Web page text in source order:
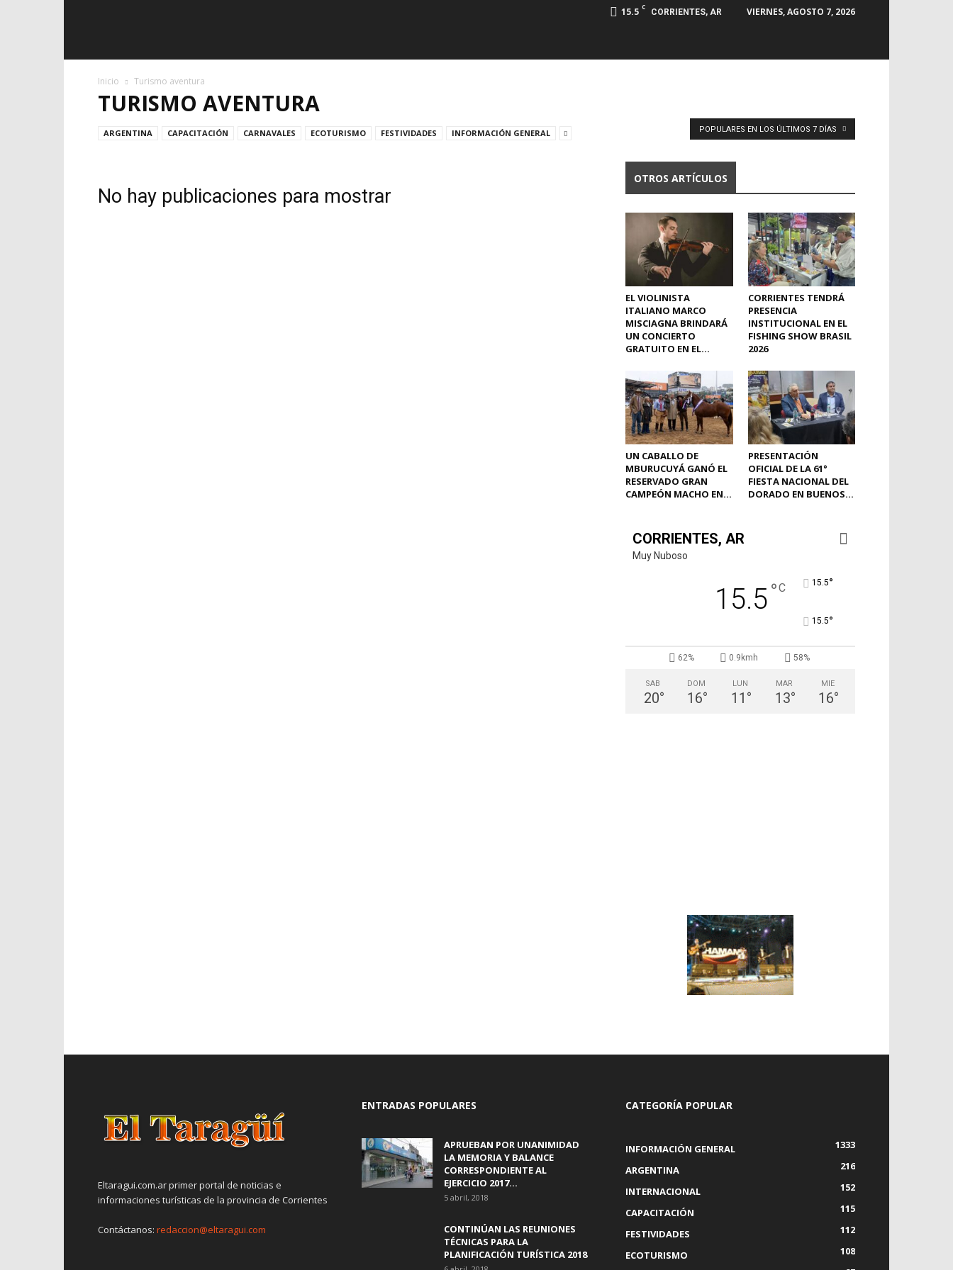
15.5 C
CORRIENTES, AR VIERNES, AGOSTO 7, 2026
Inicio Turismo aventura
TURISMO AVENTURA
ARGENTINA CAPACITACIÓN CARNAVALES ECOTURISMO FESTIVIDADES INFORMACIÓN GENERAL POPULARES EN LOS ÚLTIMOS 7 DÍAS
No hay publicaciones para mostrar
OTROS ARTÍCULOS
EL VIOLINISTA
ITALIANO MARCO
MISCIAGNA BRINDARÁ
UN CONCIERTO
GRATUITO EN EL...
CORRIENTES TENDRÁ
PRESENCIA
INSTITUCIONAL EN EL
FISHING SHOW BRASIL
2026
UN CABALLO DE
MBURUCUYÁ GANÓ EL
RESERVADO GRAN
CAMPEÓN MACHO EN...
PRESENTACIÓN
OFICIAL DE LA 61°
FIESTA NACIONAL DEL
DORADO EN BUENOS...
CORRIENTES, AR
Muy Nuboso
15.5°C 15.5°
15.5°
62% 0.9kmh 58%
SAB
20°
DOM
16°
LUN
11 °
MAR
13°
MIE
16°
Eltaragui.com.ar primer portal de noticias e
informaciones turísticas de la provincia de Corrientes
Contáctanos: redaccion@eltaragui.com
ENTRADAS POPULARES
APRUEBAN POR UNANIMIDAD
LA MEMORIA Y BALANCE
CORRESPONDIENTE AL
EJERCICIO 2017...
5 abril, 2018
CONTINÚAN LAS REUNIONES
TÉCNICAS PARA LA
PLANIFICACIÓN TURÍSTICA 2018
CATEGORÍA POPULAR
INFORMACIÓN GENERAL
1333
ARGENTINA
216
INTERNACIONAL
152
CAPACITACIÓN
115
FESTIVIDADES
112
ECOTURISMO
108